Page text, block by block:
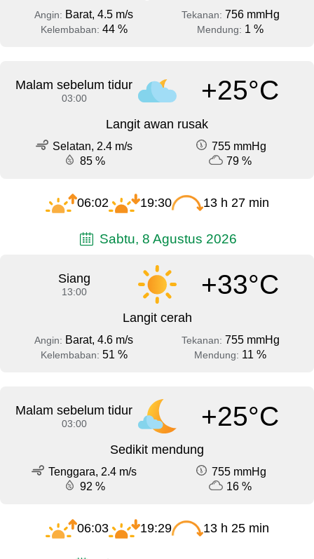
Angin: Barat, 4.5 m/s Tekanan: 756 mmHg
Kelembaban: 44 % Mendung: 1 %
Malam sebelum tidur
03:00 +25°C
Langit awan rusak
Selatan, 2.4 m/s
755 mmHg
85 %
79 %
06:02 19:30 13 h 27 min
Sabtu, 8 Agustus 2026
Siang
13:00 +33°C
Langit cerah
Angin: Barat, 4.6 m/s Tekanan: 755 mmHg
Kelembaban: 51 % Mendung: 11 %
Malam sebelum tidur
03:00 +25°C
Sedikit mendung
Tenggara, 2.4 m/s
755 mmHg
92 %
16 %
06:03 19:29 13 h 25 min